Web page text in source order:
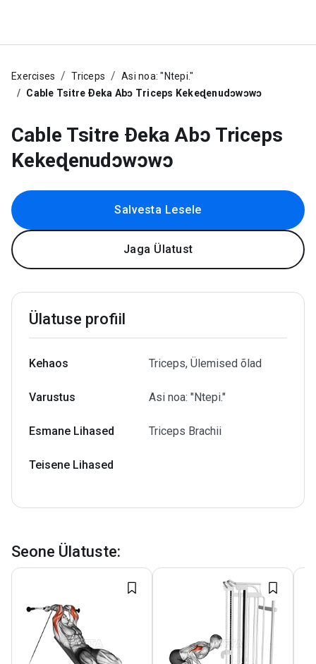
Exercises Triceps
Asi noa: "Ntepi."
Cable Tsitre Ðeka Abɔ Triceps Kekeɖenudɔwɔwɔ
Cable Tsitre Ðeka Abɔ Triceps
Kekeɖenudɔwɔwɔ
Salvesta Lesele
Jaga Ülatust
Ülatuse profiil
Kehaos Triceps, Ülemised õlad
Varustus Asi noa: "Ntepi."
Esmane Lihased Triceps Brachii
Teisene Lihased
Seone Ülatuste: